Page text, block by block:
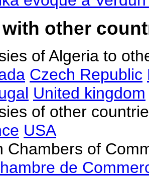
other
of Algeria to
Czech Republic
United kingdom
of other
USA
Chambers of
de